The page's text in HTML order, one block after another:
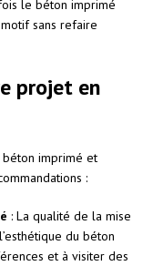
le béton imprimé
sans refaire
projet en
imprimé et
:
: La qualité de la mise
du béton
et à visiter des